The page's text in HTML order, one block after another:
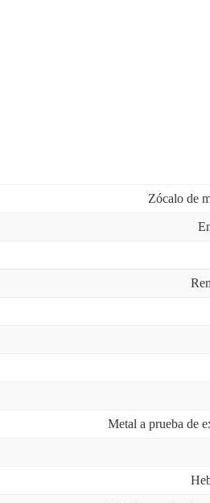
Zócalo de
Metal a prueba de